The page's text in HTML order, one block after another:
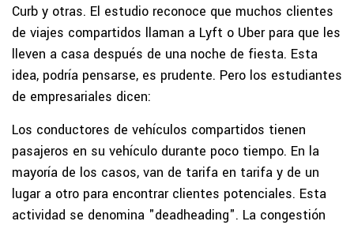
Curb y otras. El estudio reconoce que muchos clientes
de viajes compartidos llaman a Lyft o Uber para que les
lleven a casa después de una noche de fiesta. Esta
idea, podría pensarse, es prudente. Pero los estudiantes
de empresariales dicen:
Los conductores de vehículos compartidos tienen
pasajeros en su vehículo durante poco tiempo. En la
mayoría de los casos, van de tarifa en tarifa y de un
lugar a otro para encontrar clientes potenciales. Esta
actividad se denomina "deadheading". La congestión